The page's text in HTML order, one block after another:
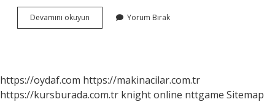
Devamını okuyun Aşağıdakilerden
Hangisi
Yorum Bırak
https://oydaf.com https://makinacilar.com.tr
https://kursburada.com.tr knight online nttgame Sitemap